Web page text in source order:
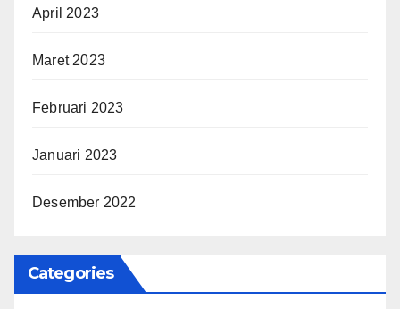
April 2023
Maret 2023
Februari 2023
Januari 2023
Desember 2022
Categories